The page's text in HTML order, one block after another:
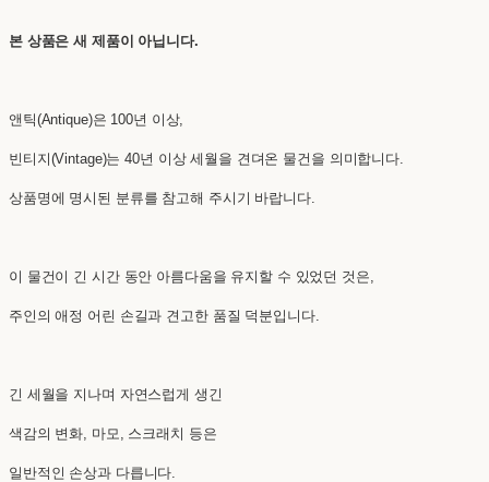
본 상품은 새 제품이 아닙니다.
앤틱(Antique)은 100년 이상,
빈티지(Vintage)는 40년 이상 세월을 견뎌온 물건을 의미합니다.
상품명에 명시된 분류를 참고해 주시기 바랍니다.
이 물건이 긴 시간 동안 아름다움을 유지할 수 있었던 것은,
주인의 애정 어린 손길과 견고한 품질 덕분입니다.
긴 세월을 지나며 자연스럽게 생긴
색감의 변화, 마모, 스크래치 등은
일반적인 손상과 다릅니다.